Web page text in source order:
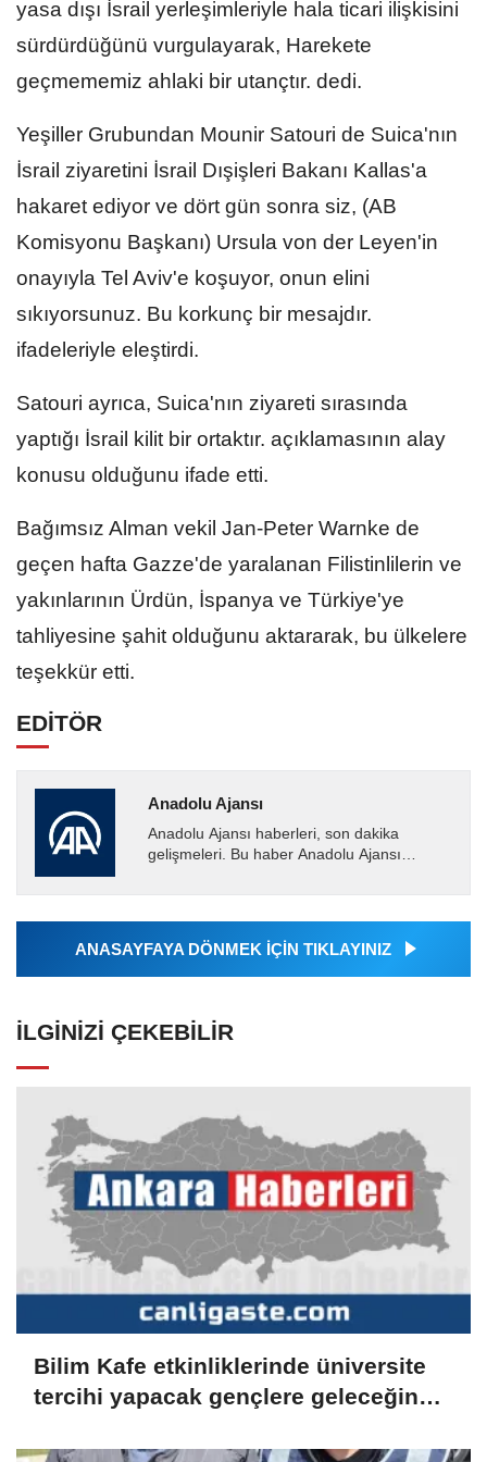
yasa dışı İsrail yerleşimleriyle hala ticari ilişkisini
sürdürdüğünü vurgulayarak, Harekete
geçmememiz ahlaki bir utançtır. dedi.
Yeşiller Grubundan Mounir Satouri de Suica'nın
İsrail ziyaretini İsrail Dışişleri Bakanı Kallas'a
hakaret ediyor ve dört gün sonra siz, (AB
Komisyonu Başkanı) Ursula von der Leyen'in
onayıyla Tel Aviv'e koşuyor, onun elini
sıkıyorsunuz. Bu korkunç bir mesajdır.
ifadeleriyle eleştirdi.
Satouri ayrıca, Suica'nın ziyareti sırasında
yaptığı İsrail kilit bir ortaktır. açıklamasının alay
konusu olduğunu ifade etti.
Bağımsız Alman vekil Jan-Peter Warnke de
geçen hafta Gazze'de yaralanan Filistinlilerin ve
yakınlarının Ürdün, İspanya ve Türkiye'ye
tahliyesine şahit olduğunu aktararak, bu ülkelere
teşekkür etti.
EDİTÖR
Anadolu Ajansı
Anadolu Ajansı haberleri, son dakika
gelişmeleri. Bu haber Anadolu Ajansı
tarafından geçilen tüm...
ANASAYFAYA DÖNMEK İÇİN TIKLAYINIZ
İLGINIZI ÇEKEBILIR
Bilim Kafe etkinliklerinde üniversite
tercihi yapacak gençlere geleceğin